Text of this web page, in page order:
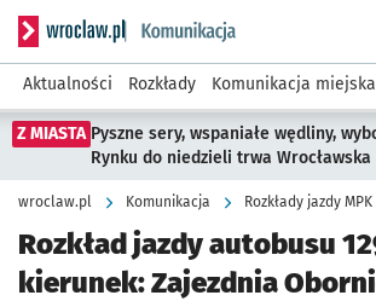
Serwis informacyjny wroclaw.pl
Aktualności Rozkłady Komunikacja miejska
Z MIASTA Pyszne sery, wspaniałe wędliny,
Rynku do niedzieli trwa Wrocławska
wroclaw.pl Komunikacja Rozkłady jazdy MPK
Rozkład jazdy autobusu
kierunek: Zajezdnia